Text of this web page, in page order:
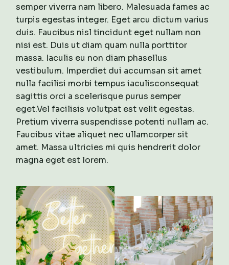
semper viverra nam libero. Malesuada fames ac
turpis egestas integer. Eget arcu dictum varius
duis. Faucibus nisl tincidunt eget nullam non
nisi est. Duis ut diam quam nulla porttitor
massa. Iaculis eu non diam phasellus
vestibulum. Imperdiet dui accumsan sit amet
nulla facilisi morbi tempus iaculisconsequat
sagittis orci a scelerisque purus semper
eget.Vel facilisis volutpat est velit egestas.
Pretium viverra suspendisse potenti nullam ac.
Faucibus vitae aliquet nec ullamcorper sit
amet. Massa ultricies mi quis hendrerit dolor
magna eget est lorem.